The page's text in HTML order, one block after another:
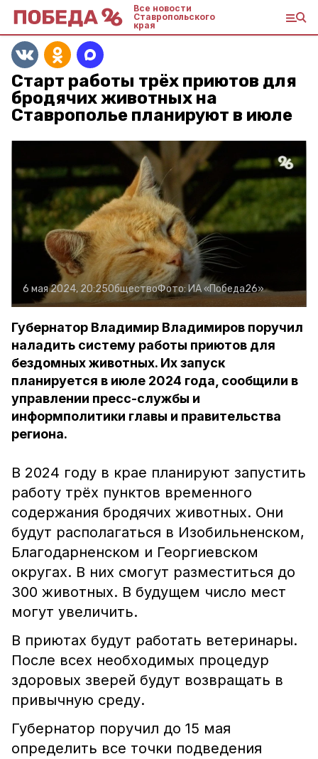
Все новости
Ставропольского
края
Старт работы трёх приютов для
бродячих животных на
Ставрополье планируют в июле
6 мая 2024, 20:25ОбществоФото:ИА «Победа26»
Губернатор Владимир Владимиров поручил
наладить систему работы приютов для
бездомных животных. Их запуск
планируется в июле 2024 года, сообщили в
управлении пресс-службы и
информполитики главы и правительства
региона.
В 2024 году в крае планируют запустить
работу трёх пунктов временного
содержания бродячих животных. Они
будут располагаться в Изобильненском,
Благодарненском и Георгиевском
округах. В них смогут разместиться до
300 животных. В будущем число мест
могут увеличить.
В приютах будут работать ветеринары.
После всех необходимых процедур
здоровых зверей будут возвращать в
привычную среду.
Губернатор поручил до 15 мая
определить все точки подведения